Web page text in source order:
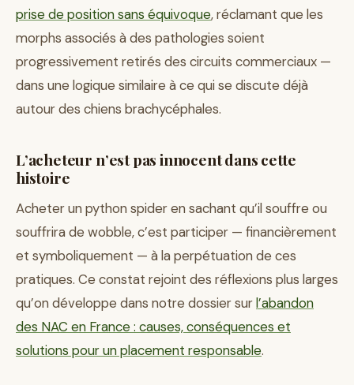
prise de position sans équivoque, réclamant que les
morphs associés à des pathologies soient
progressivement retirés des circuits commerciaux —
dans une logique similaire à ce qui se discute déjà
autour des chiens brachycéphales.
L’acheteur n’est pas innocent dans cette
histoire
Acheter un python spider en sachant qu’il souffre ou
souffrira de wobble, c’est participer — financièrement
et symboliquement — à la perpétuation de ces
pratiques. Ce constat rejoint des réflexions plus larges
qu’on développe dans notre dossier surl’abandon
des NAC en France : causes, conséquences et
solutions pour un placement responsable.